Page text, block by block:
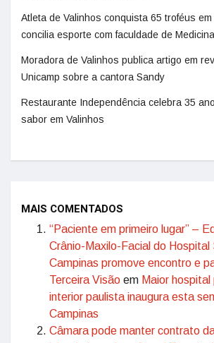
Atleta de Valinhos conquista 65 troféus
concilia esporte com faculdade de Medicina
Moradora de Valinhos publica artigo em
Unicamp sobre a cantora Sandy
Restaurante Independência celebra 35
sabor em Valinhos
MAIS COMENTADOS
“Paciente em primeiro lugar” –
Crânio-Maxilo-Facial do Hospital
Campinas promove encontro e
Terceira Visão em Maior
interior paulista inaugura esta
Campinas
Câmara pode manter contrato